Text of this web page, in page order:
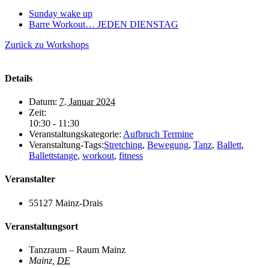
Sunday wake up
Barre Workout… JEDEN DIENSTAG
Zurück zu Workshops
Details
Datum: 7. Januar 2024
Zeit:
10:30 - 11:30
Veranstaltungskategorie: Aufbruch Termine
Veranstaltung-Tags:Stretching, Bewegung, Tanz, Ballett,
Ballettstange, workout, fitness
Veranstalter
55127 Mainz-Drais
Veranstaltungsort
Tanzraum – Raum Mainz
Mainz DE